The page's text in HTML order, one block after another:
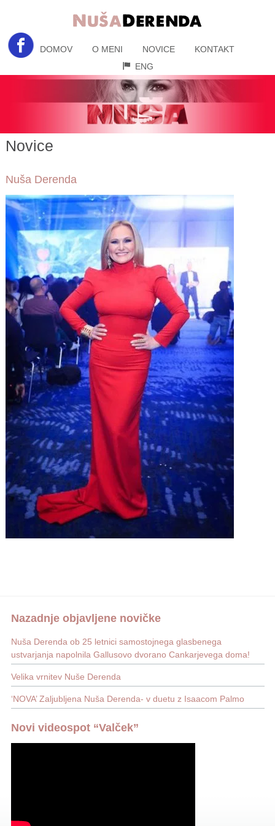
DOMOV O MENI NOVICE
KONTAKT
ENG
Novice
Nuša Derenda
Nazadnje objavljene novičke
Nuša Derenda ob 25 letnici samostojnega glasbenega
ustvarjanja napolnila Gallusovo dvorano Cankarjevega doma!
Velika vrnitev Nuše Derenda
‘NOVA’ Zaljubljena Nuša Derenda- v duetu z Isaacom Palmo
Novi videospot “Valček”